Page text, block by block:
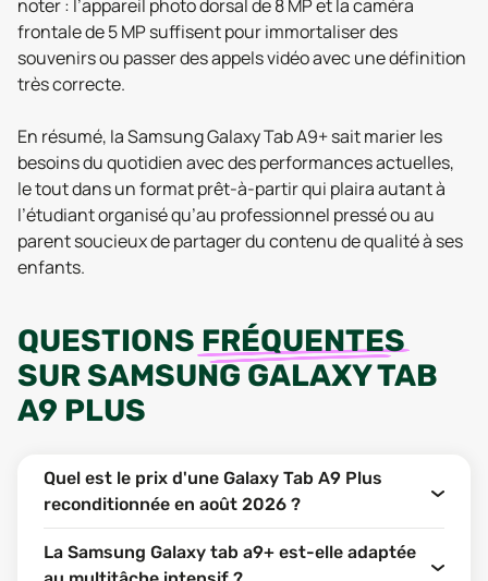
noter : l’appareil photo dorsal de 8 MP et la caméra
frontale de 5 MP suffisent pour immortaliser des
souvenirs ou passer des appels vidéo avec une définition
très correcte.
En résumé, la Samsung Galaxy Tab A9+ sait marier les
besoins du quotidien avec des performances actuelles,
le tout dans un format prêt-à-partir qui plaira autant à
l’étudiant organisé qu’au professionnel pressé ou au
parent soucieux de partager du contenu de qualité à ses
enfants.
QUESTIONS FRÉQUENTES
SURSAMSUNG GALAXY TAB
A9 PLUS
Quel est le prix d'une Galaxy Tab A9 Plus
reconditionnée en août 2026 ?
La Samsung Galaxy tab a9+ est-elle adaptée